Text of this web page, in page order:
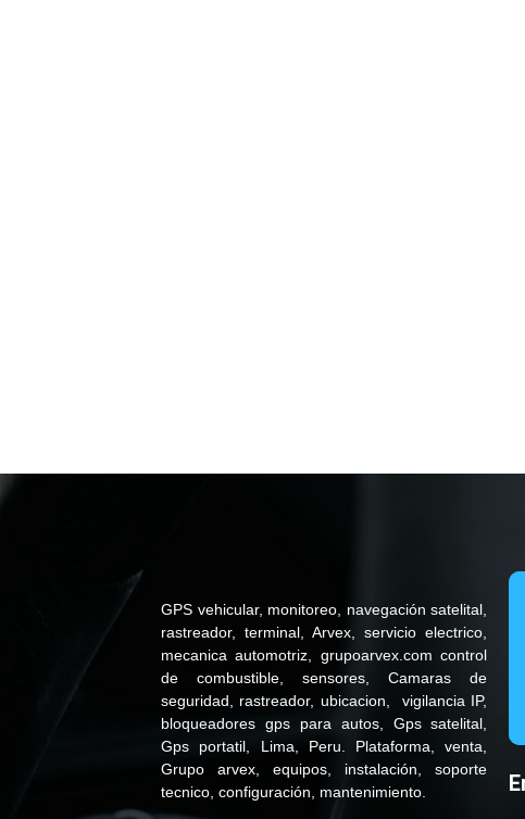
GPS vehicular, monitoreo, navegación satelital,
rastreador, terminal, Arvex, servicio electrico,
mecanica automotriz, grupoarvex.com control
de combustible, sensores, Camaras de
seguridad, rastreador, ubicacion, vigilancia IP,
bloqueadores gps para autos, Gps satelital,
Gps portatil, Lima, Peru. Plataforma, venta,
Grupo arvex, equipos, instalación, soporte
tecnico, configuración, mantenimiento.